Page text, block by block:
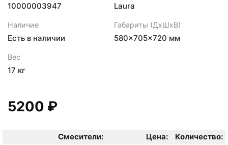
10000003947 Laura
Наличие
Есть в наличии
Габариты (ДхШхВ)
580×705×720 мм
Вес
17 кг
5200 ₽
Смесители: Цена:
Количество: